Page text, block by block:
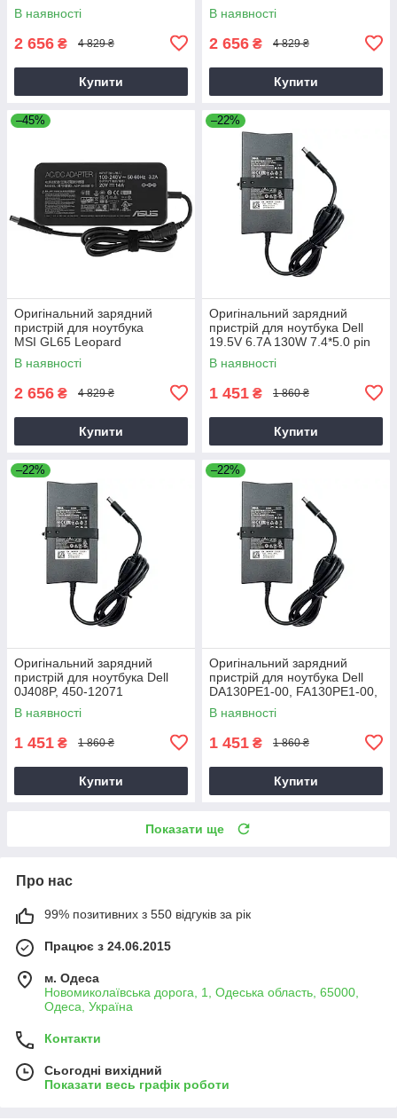
В наявності
2 656 ₴ 4 829 ₴
Купити
В наявності
2 656 ₴ 4 829 ₴
Купити
–45%
Оригінальний зарядний
пристрій для ноутбука
MSI GL65 Leopard
В наявності
2 656 ₴ 4 829 ₴
Купити
–22%
Оригінальний зарядний
пристрій для ноутбука Dell
19.5V 6.7A 130W 7.4*5.0 pin
Slim (PA-4E)
В наявності
1 451 ₴ 1 860 ₴
Купити
–22%
Оригінальний зарядний
пристрій для ноутбука Dell
0J408P, 450-12071
В наявності
1 451 ₴ 1 860 ₴
Купити
–22%
Оригінальний зарядний
пристрій для ноутбука Dell
DA130PE1-00, FA130PE1-00,
HA130PM160
В наявності
1 451 ₴ 1 860 ₴
Купити
Показати ще
Про нас
99% позитивних з 550 відгуків за рік
Працює з 24.06.2015
м. Одеса
Новомиколаївська дорога, 1, Одеська область, 65000,
Одеса, Україна
Контакти
Сьогодні вихідний
Показати весь графік роботи